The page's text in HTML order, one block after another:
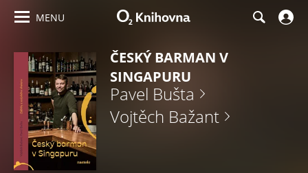
MENU
ČESKÝ BARMAN V
SINGAPURU
Pavel Bušta
Vojtěch Bažant